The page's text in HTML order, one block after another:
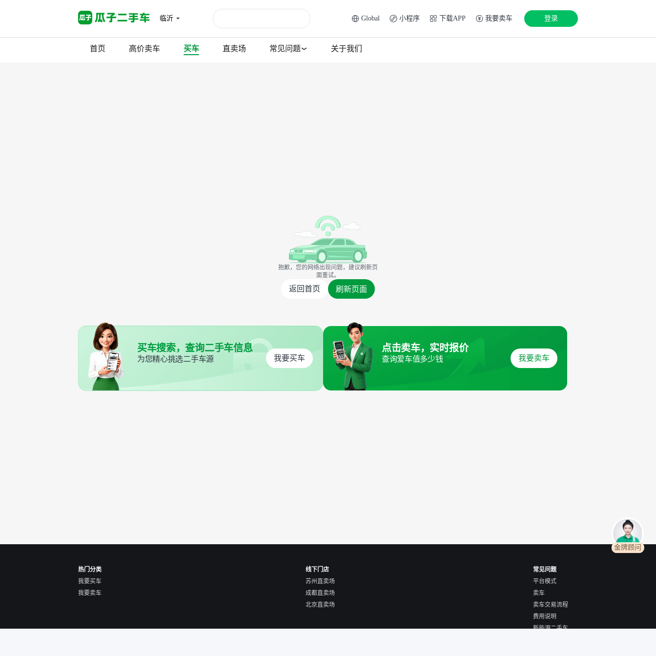
临沂 Global 小程序 下载APP 我要卖车 登录
首页 高价卖车 买车 直卖场 常见问题 关于我们
抱歉，您的网络出现问题，建议刷新页
面重试。
返回首页 刷新页面
买车搜索，查询二手车信息
为您精心挑选二手车源 我要买车
点击卖车，实时报价
查询爱车值多少钱 我要卖车
热门分类
我要买车
我要卖车
线下门店
苏州直卖场
成都直卖场
北京直卖场
常见问题
平台模式
卖车
卖车交易流程
费用说明
新能源二手车
金牌顾问